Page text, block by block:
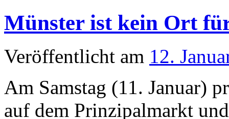
Münster ist kein Ort
Veröffentlicht am 12.
Am Samstag (11. Januar)
auf dem Prinzipalmarkt